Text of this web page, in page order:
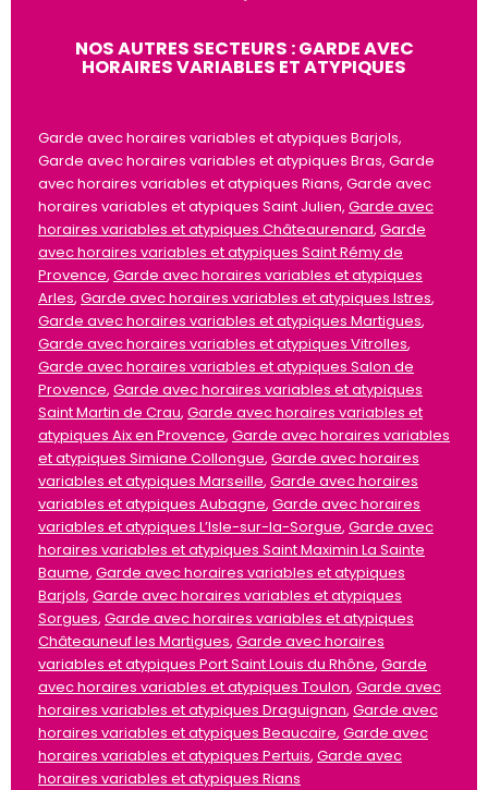
NOS AUTRES SECTEURS : GARDE AVEC
HORAIRES VARIABLES ET ATYPIQUES
Garde avec horaires variables et atypiques Barjols,
Garde avec horaires variables et atypiques Bras, Garde
avec horaires variables et atypiques Rians, Garde avec
horaires variables et atypiques Saint Julien, Garde avec
horaires variables et atypiques Châteaurenard, Garde
avec horaires variables et atypiques Saint Rémy de
Provence, Garde avec horaires variables et atypiques
Arles, Garde avec horaires variables et atypiques Istres,
Garde avec horaires variables et atypiques Martigues,
Garde avec horaires variables et atypiques Vitrolles,
Garde avec horaires variables et atypiques Salon de
Provence, Garde avec horaires variables et atypiques
Saint Martin de Crau, Garde avec horaires variables et
atypiques Aix en Provence, Garde avec horaires variables
et atypiques Simiane Collongue, Garde avec horaires
variables et atypiques Marseille, Garde avec horaires
variables et atypiques Aubagne, Garde avec horaires
variables et atypiques L’Isle-sur-la-Sorgue, Garde avec
horaires variables et atypiques Saint Maximin La Sainte
Baume, Garde avec horaires variables et atypiques
Barjols, Garde avec horaires variables et atypiques
Sorgues, Garde avec horaires variables et atypiques
Châteauneuf les Martigues, Garde avec horaires
variables et atypiques Port Saint Louis du Rhône, Garde
avec horaires variables et atypiques Toulon, Garde avec
horaires variables et atypiques Draguignan, Garde avec
horaires variables et atypiques Beaucaire, Garde avec
horaires variables et atypiques Pertuis, Garde avec
horaires variables et atypiques Rians